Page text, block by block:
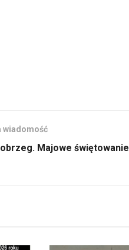
wiadomość
Majowe świętowanie